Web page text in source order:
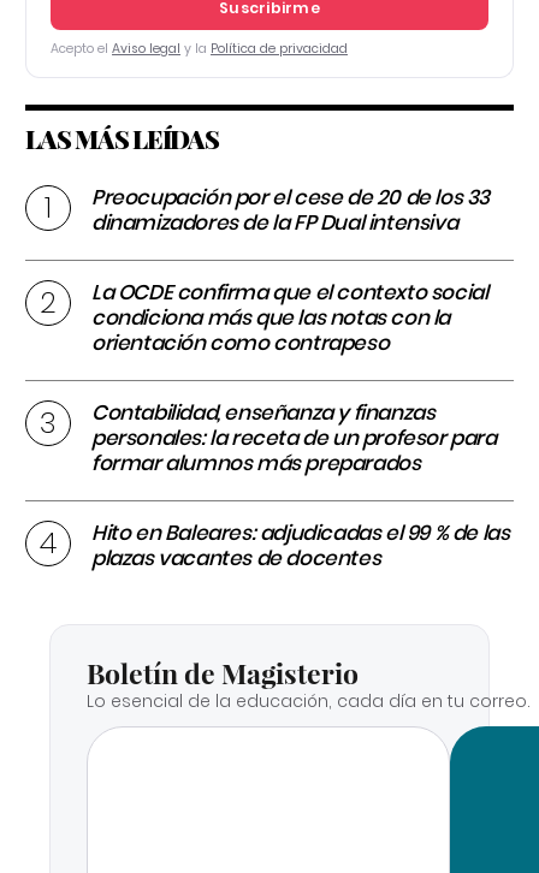
Suscribirme
Acepto el Aviso legal y la Política de privacidad
LAS MÁS LEÍDAS
Preocupación por el cese de 20 de los 33
dinamizadores de la FP Dual intensiva
La OCDE confirma que el contexto social
condiciona más que las notas con la
orientación como contrapeso
Contabilidad, enseñanza y finanzas
personales: la receta de un profesor para
formar alumnos más preparados
Hito en Baleares: adjudicadas el 99 % de las
plazas vacantes de docentes
Boletín de Magisterio
Lo esencial de la educación, cada día en tu correo.